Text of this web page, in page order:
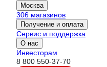
Москва
306 магазинов
Получение и оплата
Сервис и поддержка
О нас
Инвесторам
8 800 550-37-70